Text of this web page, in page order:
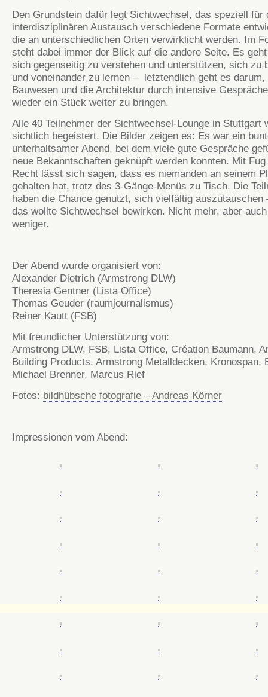
Den Grundstein dafür legt Sichtwechsel, das speziell für
interdisziplinären Austausch verschiedene Formate
die an unterschiedlichen Orten verwirklicht werden. Im
steht dabei immer der Blick auf die andere Seite. Es
sich gegenseitig zu verstehen und unterstützen, sich zu
und voneinander zu lernen – letztendlich geht es darum,
Bauwesen und die Architektur durch intensive
wieder ein Stück weiter zu bringen.
Alle 40 Teilnehmer der Sichtwechsel-Lounge in Stuttgart
sichtlich begeistert. Die Bilder zeigen es: Es war ein
unterhaltsamer Abend, bei dem viele gute Gespräche
neue Bekanntschaften geknüpft werden konnten. Mit Fug
Recht lässt sich sagen, dass es niemanden an seinem
gehalten hat, trotz des 3-Gänge-Menüs zu Tisch. Die
haben die Chance genutzt, sich vielfältig auszutauschen
das wollte Sichtwechsel bewirken. Nicht mehr, aber
weniger.
Der Abend wurde organisiert von:
Alexander Dietrich (Armstrong DLW)
Theresia Gentner (Lista Office)
Thomas Geuder (raumjournalismus)
Reiner Kautt (FSB)
Mit freundlicher Unterstützung von:
Armstrong DLW, FSB, Lista Office, Création Baumann,
Building Products, Armstrong Metalldecken, Kronospan,
Michael Brenner, Marcus Rief
Fotos: bildhübsche fotografie – Andreas Körner
Impressionen vom Abend: